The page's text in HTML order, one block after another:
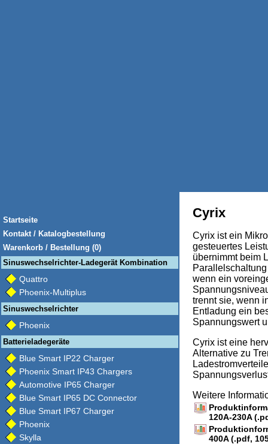
Startseite
Kontakt / Katalogbestellung
Warenkorb / Bestellung (0)
Sinuswechselrichter-Ladegerät Kombination
Quattro
Phoenix-Multiplus
Sinuswechselrichter
Phoenix
Batterieladegeräte
Blue Smart IP22 Charger
Phoenix Smart IP43 Chargers
Automotive IP65 Charger
Blue Smart IP65 DC Connector
Blue Smart IP67 Charger
Phoenix
Skylla
Cyrix
Cyrix ist ein
gesteuertes
übernimmt beim
wenn ein
trennt sie, wenn
Entladung ein
Spannungswert
Cyrix ist eine
Alternative zu
Weitere
120A-230A
400A (.pdf,